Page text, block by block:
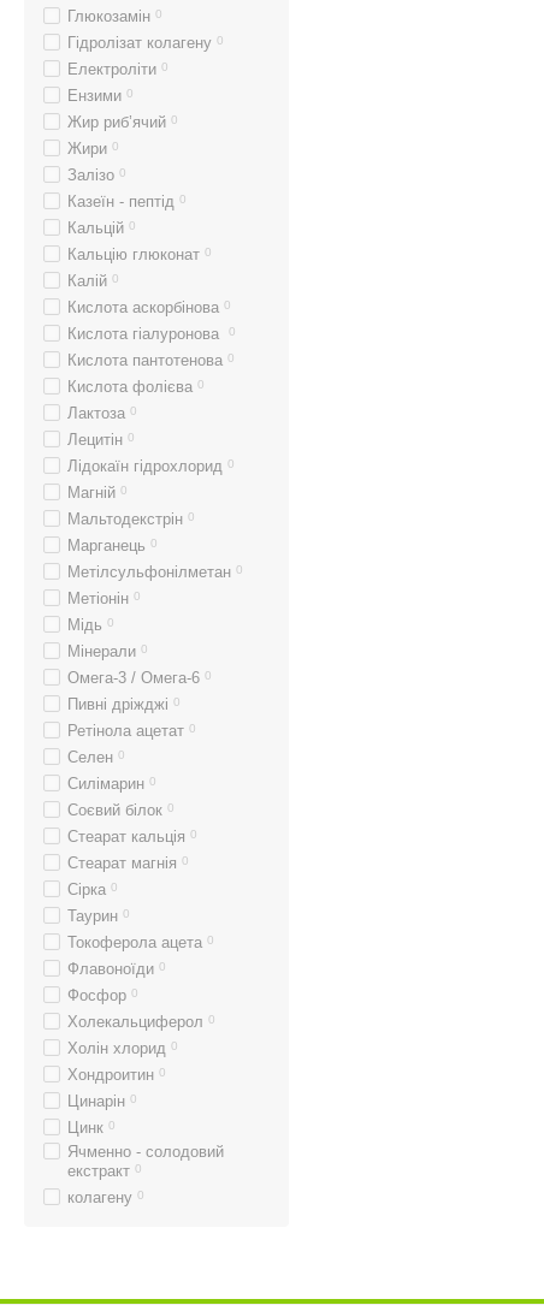
Глюкозамін 0
Гідролізат колагену 0
Електроліти 0
Ензими 0
Жир риб’ячий 0
Жири 0
Залізо 0
Казеїн - пептід 0
Кальцій 0
Кальцію глюконат 0
Калій 0
Кислота аскорбінова 0
Кислота гіалуронова 0
Кислота пантотенова 0
Кислота фолієва 0
Лактоза 0
Лецитін 0
Лідокаїн гідрохлорид 0
Магній 0
Мальтодекстрін 0
Марганець 0
Метілсульфонілметан 0
Метіонін 0
Мідь 0
Мінерали 0
Омега-3 / Омега-6 0
Пивні дріжджі 0
Ретінола ацетат 0
Селен 0
Силімарин 0
Соєвий білок 0
Стеарат кальція 0
Стеарат магнія 0
Сірка 0
Таурин 0
Токоферола ацета 0
Флавоноїди 0
Фосфор 0
Холекальциферол 0
Холін хлорид 0
Хондроитин 0
Цинарін 0
Цинк 0
Ячменно - солодовий
екстракт 0
колагену 0